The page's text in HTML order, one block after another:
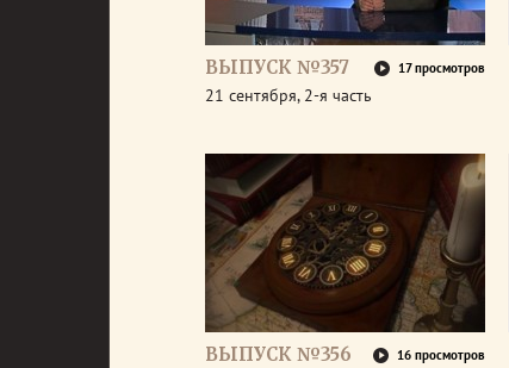
ВЫПУСК №357 17 просмотров
21 сентября, 2-я часть
ВЫПУСК №356 16 просмотров